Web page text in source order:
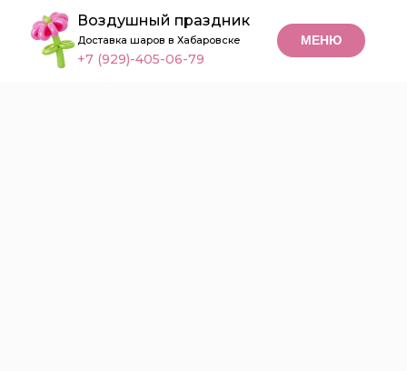
МЕНЮ
Воздушный праздник
Доставка шаров в Хабаровске
+7 (929)-405-06-79